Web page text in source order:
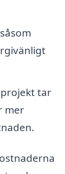
tar
mer